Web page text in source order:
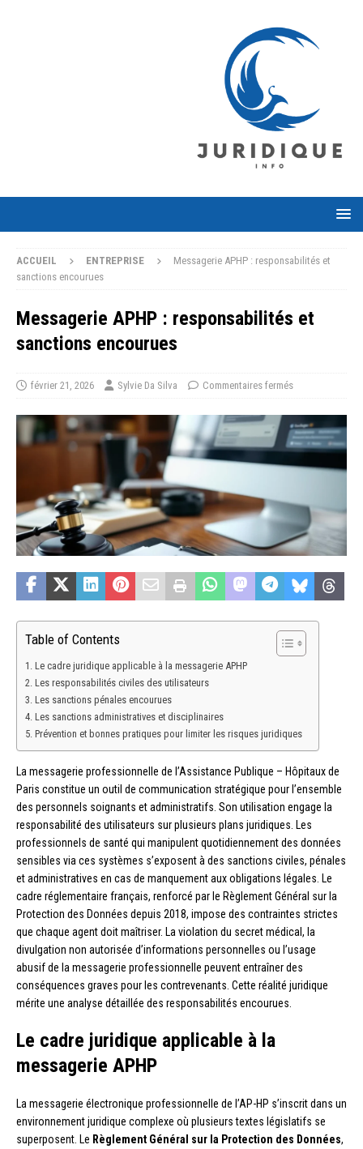
ACCUEIL ENTREPRISE
Messagerie APHP : responsabilités et
sanctions encourues
Messagerie APHP : responsabilités et
sanctions encourues
février 21, 2026 Sylvie Da Silva Commentaires fermés
Table of Contents
Le cadre juridique applicable à la messagerie APHP
Les responsabilités civiles des utilisateurs
Les sanctions pénales encourues
Les sanctions administratives et disciplinaires
Prévention et bonnes pratiques pour limiter les risques juridiques
La messagerie professionnelle de l’Assistance Publique – Hôpitaux de
Paris constitue un outil de communication stratégique pour l’ensemble
des personnels soignants et administratifs. Son utilisation engage la
responsabilité des utilisateurs sur plusieurs plans juridiques. Les
professionnels de santé qui manipulent quotidiennement des données
sensibles via ces systèmes s’exposent à des sanctions civiles, pénales
et administratives en cas de manquement aux obligations légales. Le
cadre réglementaire français, renforcé par le Règlement Général sur la
Protection des Données depuis 2018, impose des contraintes strictes
que chaque agent doit maîtriser. La violation du secret médical, la
divulgation non autorisée d’informations personnelles ou l’usage
abusif de la messagerie professionnelle peuvent entraîner des
conséquences graves pour les contrevenants. Cette réalité juridique
mérite une analyse détaillée des responsabilités encourues.
Le cadre juridique applicable à la
messagerie APHP
La messagerie électronique professionnelle de l’AP-HP s’inscrit dans un
environnement juridique complexe où plusieurs textes législatifs se
superposent. Le Règlement Général sur la Protection des Données,